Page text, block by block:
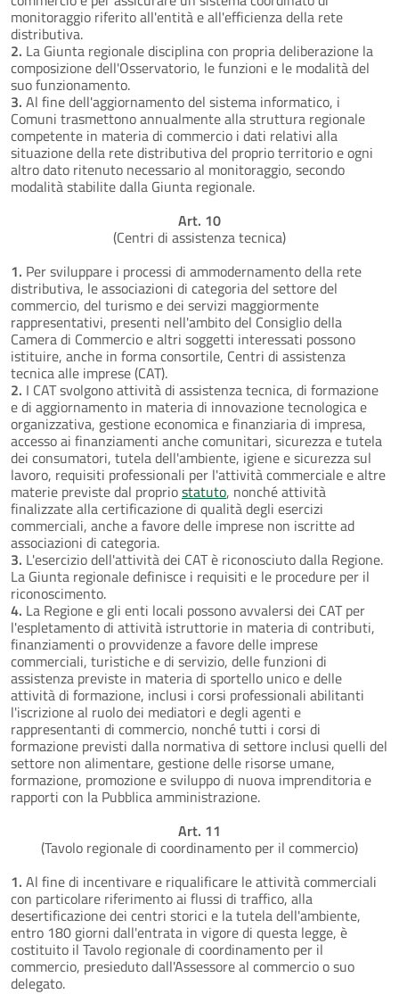
monitoraggio riferito all'entità e all'efficienza della rete
distributiva.
2. La Giunta regionale disciplina con propria deliberazione la
composizione dell'Osservatorio, le funzioni e le modalità del
suo funzionamento.
3. Al fine dell'aggiornamento del sistema informatico, i
Comuni trasmettono annualmente alla struttura regionale
competente in materia di commercio i dati relativi alla
situazione della rete distributiva del proprio territorio e ogni
altro dato ritenuto necessario al monitoraggio, secondo
modalità stabilite dalla Giunta regionale.
Art. 10
(Centri di assistenza tecnica)
1. Per sviluppare i processi di ammodernamento della rete
distributiva, le associazioni di categoria del settore del
commercio, del turismo e dei servizi maggiormente
rappresentativi, presenti nell'ambito del Consiglio della
Camera di Commercio e altri soggetti interessati possono
istituire, anche in forma consortile, Centri di assistenza
tecnica alle imprese (CAT).
2. I CAT svolgono attività di assistenza tecnica, di formazione
e di aggiornamento in materia di innovazione tecnologica e
organizzativa, gestione economica e finanziaria di impresa,
accesso ai finanziamenti anche comunitari, sicurezza e tutela
dei consumatori, tutela dell'ambiente, igiene e sicurezza sul
lavoro, requisiti professionali per l'attività commerciale e altre
materie previste dal propriostatuto, nonché attività
finalizzate alla certificazione di qualità degli esercizi
commerciali, anche a favore delle imprese non iscritte ad
associazioni di categoria.
3. L'esercizio dell'attività dei CAT è riconosciuto dalla Regione.
La Giunta regionale definisce i requisiti e le procedure per il
riconoscimento.
4. La Regione e gli enti locali possono avvalersi dei CAT per
l'espletamento di attività istruttorie in materia di contributi,
finanziamenti o provvidenze a favore delle imprese
commerciali, turistiche e di servizio, delle funzioni di
assistenza previste in materia di sportello unico e delle
attività di formazione, inclusi i corsi professionali abilitanti
l'iscrizione al ruolo dei mediatori e degli agenti e
rappresentanti di commercio, nonché tutti i corsi di
formazione previsti dalla normativa di settore inclusi quelli del
settore non alimentare, gestione delle risorse umane,
formazione, promozione e sviluppo di nuova imprenditoria e
rapporti con la Pubblica amministrazione.
Art. 11
(Tavolo regionale di coordinamento per il commercio)
1. Al fine di incentivare e riqualificare le attività commerciali
con particolare riferimento ai flussi di traffico, alla
desertificazione dei centri storici e la tutela dell'ambiente,
entro 180 giorni dall'entrata in vigore di questa legge, è
costituito il Tavolo regionale di coordinamento per il
commercio, presieduto dall'Assessore al commercio o suo
delegato.